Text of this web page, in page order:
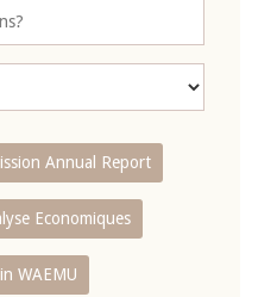
Annual Report
Economiques
WAEMU